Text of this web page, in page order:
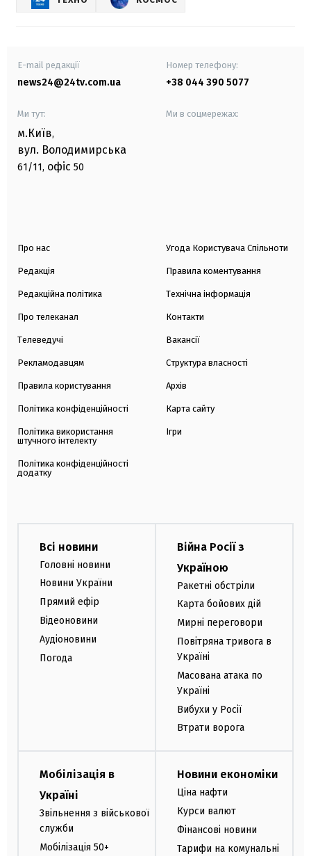
E-mail редакції
news24@24tv.com.ua
Номер телефону:
+38 044 390 5077
Ми тут:
м.Київ,
вул. Володимирська
61/11, офіс 50
Ми в соцмережах:
Про нас
Редакція
Редакційна політика
Про телеканал
Телеведучі
Рекламодавцям
Правила користування
Політика конфіденційності
Політика використання
штучного інтелекту
Політика конфіденційності
додатку
Угода Користувача Спільноти
Правила коментування
Технічна інформація
Контакти
Вакансії
Структура власності
Архів
Карта сайту
Ігри
Всі новини
Головні новини
Новини України
Прямий ефір
Відеоновини
Аудіоновини
Погода
Війна Росії з
Україною
Ракетні обстріли
Карта бойових дій
Мирні переговори
Повітряна тривога в
Україні
Масована атака по
Україні
Вибухи у Росії
Втрати ворога
Мобілізація в
Україні
Звільнення з військової
служби
Мобілізація 50+
Новини економіки
Ціна нафти
Курси валют
Фінансові новини
Тарифи на комунальні